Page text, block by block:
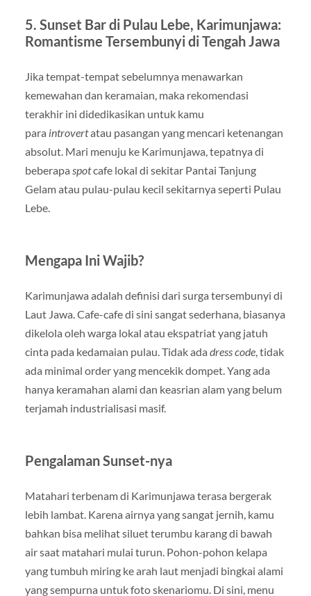
5. Sunset Bar di Pulau Lebe, Karimunjawa:
Romantisme Tersembunyi di Tengah Jawa
Jika tempat-tempat sebelumnya menawarkan
kemewahan dan keramaian, maka rekomendasi
terakhir ini didedikasikan untuk kamu
para introvertatau pasangan yang mencari ketenangan
absolut. Mari menuju ke Karimunjawa, tepatnya di
beberapa spotcafe lokal di sekitar Pantai Tanjung
Gelam atau pulau-pulau kecil sekitarnya seperti Pulau
Lebe.
Mengapa Ini Wajib?
Karimunjawa adalah definisi dari surga tersembunyi di
Laut Jawa. Cafe-cafe di sini sangat sederhana, biasanya
dikelola oleh warga lokal atau ekspatriat yang jatuh
cinta pada kedamaian pulau. Tidak ada dress code, tidak
ada minimal order yang mencekik dompet. Yang ada
hanya keramahan alami dan keasrian alam yang belum
terjamah industrialisasi masif.
Pengalaman Sunset-nya
Matahari terbenam di Karimunjawa terasa bergerak
lebih lambat. Karena airnya yang sangat jernih, kamu
bahkan bisa melihat siluet terumbu karang di bawah
air saat matahari mulai turun. Pohon-pohon kelapa
yang tumbuh miring ke arah laut menjadi bingkai alami
yang sempurna untuk foto skenariomu. Di sini, menu